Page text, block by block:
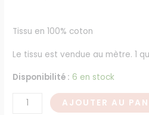
Tissu en 100% coton
Le tissu est vendue au mètre. 1
Disponibilité : 6 en stock
AJOUTER AU